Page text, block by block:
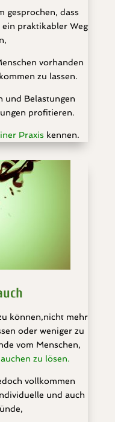
gesprochen, dass
praktikabler Weg
vorhanden
zu lassen.
und Belastungen
profitieren.
Praxis kennen.
können,nicht mehr
oder weniger zu
vom Menschen,
zu lösen.
vollkommen
und auch